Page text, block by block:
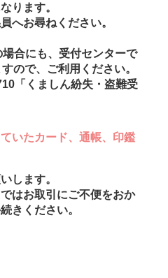
グイン
ります。
へお尋ねください。
合にも、受付センターで
ので、ご利用ください。
「くましん紛失・盗難受
いたカード、通帳、印鑑
します。
はお取引にご不便をおか
きください。